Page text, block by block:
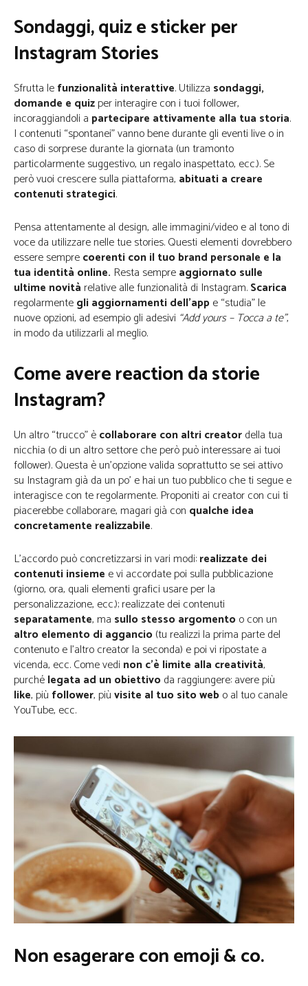
Sondaggi, quiz e sticker per
Instagram Stories
Sfrutta lefunzionalità interattive. Utilizza sondaggi,
domande e quizper interagire con i tuoi follower,
incoraggiandoli a partecipare attivamente alla tua storia.
I contenuti “spontanei” vanno bene durante gli eventi live o in
caso di sorprese durante la giornata (un tramonto
particolarmente suggestivo, un regalo inaspettato, ecc.). Se
però vuoi crescere sulla piattaforma, abituati a creare
contenuti strategici.
Pensa attentamente al design, alle immagini/video e al tono di
voce da utilizzare nelle tue stories. Questi elementi dovrebbero
essere semprecoerenti con il tuo brand personale e la
tua identità online. Resta sempreaggiornato sulle
ultime novità relative alle funzionalità di Instagram.Scarica
regolarmentegli aggiornamenti dell’app e “studia” le
nuove opzioni, ad esempio gli adesivi “Add yours – Tocca a te”,
in modo da utilizzarli al meglio.
Come avere reaction da storie
Instagram?
Un altro “trucco” ècollaborare con altri creatordella tua
nicchia (o di un altro settore che però può interessare ai tuoi
follower). Questa è un’opzione valida soprattutto se sei attivo
su Instagram già da un po’ e hai un tuo pubblico che ti segue e
interagisce con te regolarmente. Proponiti ai creator con cui ti
piacerebbe collaborare, magari già con qualche idea
concretamente realizzabile.
L’accordo può concretizzarsi in vari modi:realizzate dei
contenuti insieme e vi accordate poi sulla pubblicazione
(giorno, ora, quali elementi grafici usare per la
personalizzazione, ecc.); realizzate dei contenuti
separatamente, ma sullo stesso argomento o con un
altro elemento di aggancio (tu realizzi la prima parte del
contenuto e l’altro creator la seconda) e poi vi ripostate a
vicenda, ecc. Come vedi non c’è limite alla creatività,
purchélegata ad un obiettivo da raggiungere: avere più
like, più follower, piùvisite al tuo sito web o al tuo canale
YouTube, ecc.
Non esagerare con emoji & co.